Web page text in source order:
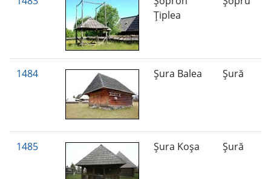
Ţiplea
1484 Şura Balea Şură
1485 Şura Koşa Şură